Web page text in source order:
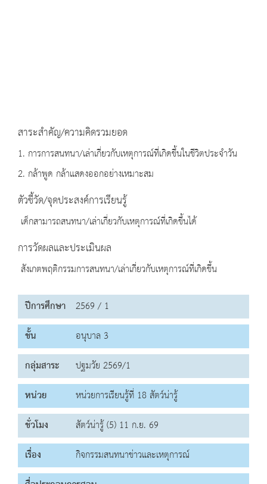
สาระสำคัญ/ความคิดรวมยอด
1. การการสนทนา/เล่าเกี่ยวกับเหตุการณ์ที่เกิดขึ้นในชีวิตประจำวัน
2. กล้าพูด กล้าแสดงออกอย่างเหมาะสม
ตัวชี้วัด/จุดประสงค์การเรียนรู้
เด็กสามารถสนทนา/เล่าเกี่ยวกับเหตุการณ์ที่เกิดขึ้นได้
การวัดผลและประเมินผล
สังเกตพฤติกรรมการสนทนา/เล่าเกี่ยวกับเหตุการณ์ที่เกิดขึ้น
ปีการศึกษา 2569 / 1
ชั้น
อนุบาล 3
กลุ่มสาระ
ปฐมวัย 2569/1
หน่วย
หน่วยการเรียนรู้ที่ 18 สัตว์น่ารู้
ชั่วโมง
สัตว์น่ารู้ (5) 11 ก.ย. 69
เรื่อง
กิจกรรมสนทนาข่าวและเหตุการณ์